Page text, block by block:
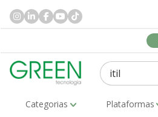
Categorias Plataformas